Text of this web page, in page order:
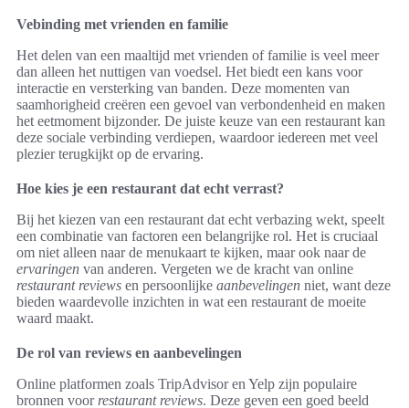
Vebinding met vrienden en familie
Het delen van een maaltijd met vrienden of familie is veel meer
dan alleen het nuttigen van voedsel. Het biedt een kans voor
interactie en versterking van banden. Deze momenten van
saamhorigheid creëren een gevoel van verbondenheid en maken
het eetmoment bijzonder. De juiste keuze van een restaurant kan
deze sociale verbinding verdiepen, waardoor iedereen met veel
plezier terugkijkt op de ervaring.
Hoe kies je een restaurant dat echt verrast?
Bij het kiezen van een restaurant dat echt verbazing wekt, speelt
een combinatie van factoren een belangrijke rol. Het is cruciaal
om niet alleen naar de menukaart te kijken, maar ook naar de
ervaringen van anderen. Vergeten we de kracht van online
restaurant reviews en persoonlijke aanbevelingen niet, want deze
bieden waardevolle inzichten in wat een restaurant de moeite
waard maakt.
De rol van reviews en aanbevelingen
Online platformen zoals TripAdvisor en Yelp zijn populaire
bronnen voor restaurant reviews. Deze geven een goed beeld